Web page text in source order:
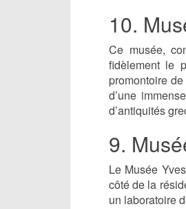
10.
Ce musée,
fidèlement le
promontoire
d’une
d’antiquités
9.
Le Musée
côté de la
un laboratoire